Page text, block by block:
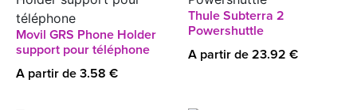
Movil GRS Phone Holder
support pour téléphone
A partir de 3.58 €
Thule Subterra 2
Powershuttle
A partir de 23.92 €